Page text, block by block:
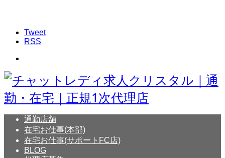
Tweet
RSS
通勤店舗
在宅お仕事(本部)
在宅お仕事(サポートFC店)
BLOG